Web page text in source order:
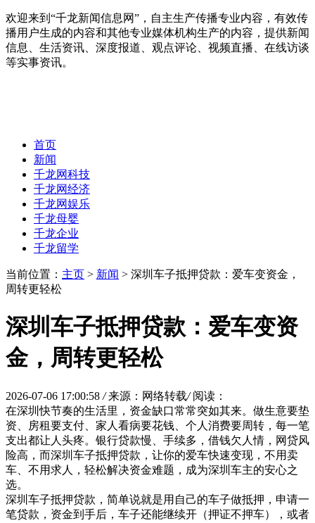
欢迎来到“千龙新闻信息网”，自主生产传播专业内容，有效传
播用户生成的内容和其他专业媒体机构生产的内容，提供新闻
信息、生活资讯、深度报道、观点评论、视频直播、在线访谈
等实事资讯。
首页
新闻
千龙网科技
千龙网经济
千龙网娱乐
千龙母婴
千龙企业
千龙留学
当前位置： 主页 > 新闻 > 深圳车子抵押贷款：爱车变资金，
周转更轻松
深圳车子抵押贷款：爱车变资
金，周转更轻松
2026-07-06 17:00:58 / 来源：网络转载/ 阅读：
在深圳快节奏的生活里，资金缺口常常突如其来。做生意要垫
资、房租要支付、家人看病要花钱、个人消费要周转，每一笔
支出都让人头疼。银行贷款慢、手续多，借钱欠人情，网贷风
险高，而深圳车子抵押贷款，让你的爱车快速变现，不用卖
车、不用求人，轻松解决资金难题，成为深圳车主的安心之
选。
深圳车子抵押贷款，简单说就是用自己的车子做抵押，申请一
笔贷款，资金到手后，车子还能继续开（押证不押车），或者